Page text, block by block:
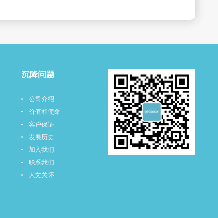
沉降问题
公司介绍
价值和使命
客户保证
发展历史
加入我们
联系我们
人文关怀